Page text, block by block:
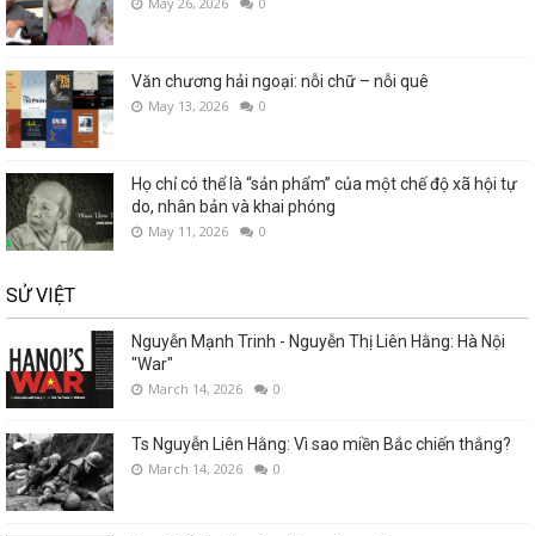
Văn chương hải ngoại: nỗi chữ – nỗi quê
May 13, 2026 0
Họ chỉ có thể là “sản phẩm” của một chế độ xã hội tự
do, nhân bản và khai phóng
May 11, 2026 0
SỬ VIỆT
Nguyễn Mạnh Trinh - Nguyễn Thị Liên Hằng: Hà Nội
"War"
March 14, 2026 0
Ts Nguyễn Liên Hằng: Vì sao miền Bắc chiến thắng?
March 14, 2026 0